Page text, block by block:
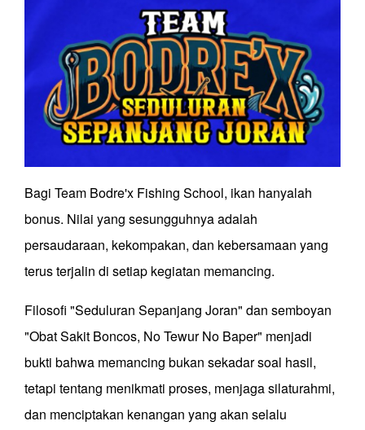
Bagi Team Bodre'x Fishing School, ikan hanyalah
bonus. Nilai yang sesungguhnya adalah
persaudaraan, kekompakan, dan kebersamaan yang
terus terjalin di setiap kegiatan memancing.
Filosofi "Seduluran Sepanjang Joran" dan semboyan
"Obat Sakit Boncos, No Tewur No Baper" menjadi
bukti bahwa memancing bukan sekadar soal hasil,
tetapi tentang menikmati proses, menjaga silaturahmi,
dan menciptakan kenangan yang akan selalu